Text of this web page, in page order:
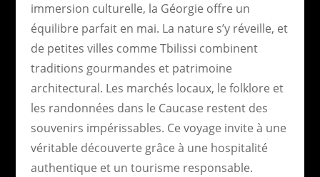
immersion culturelle, la Géorgie offre un
équilibre parfait en mai. La nature s’y réveille, et
de petites villes comme Tbilissi combinent
traditions gourmandes et patrimoine
architectural. Les marchés locaux, le folklore et
les randonnées dans le Caucase restent des
souvenirs impérissables. Ce voyage invite à une
véritable découverte grâce à une hospitalité
authentique et un tourisme responsable.